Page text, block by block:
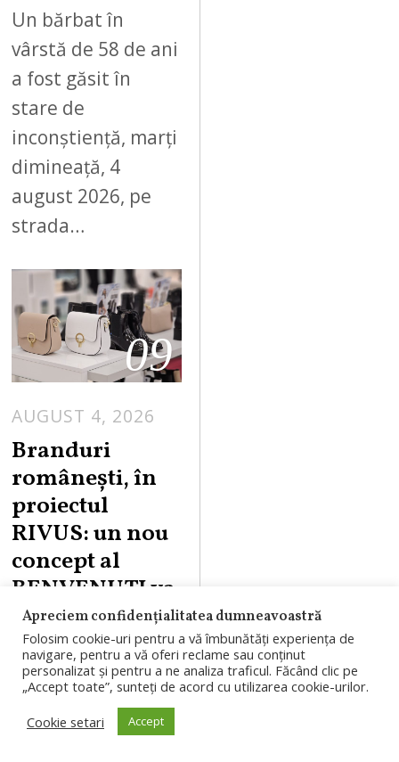
Un bărbat în
vârstă de 58 de ani
a fost găsit în
stare de
inconștiență, marți
dimineață, 4
august 2026, pe
strada…
09
AUGUST 4, 2026
Branduri
românești, în
proiectul
RIVUS: un nou
concept al
BENVENUTI va
fi prezent în cel
mai amplu
proiect de
regenerare
urbană în
Apreciem confidențialitatea dumneavoastră
Folosim cookie-uri pentru a vă îmbunătăți experiența de
navigare, pentru a vă oferi reclame sau conținut
personalizat și pentru a ne analiza traficul. Făcând clic pe
„Accept toate”, sunteți de acord cu utilizarea cookie-urilor.
Cookie setari
Accept